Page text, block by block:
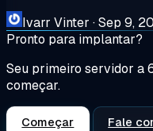
Ivarr Vinter ·Sep 9,
Pronto para implantar?
Seu primeiro servidor a
começar.
Começar Fale